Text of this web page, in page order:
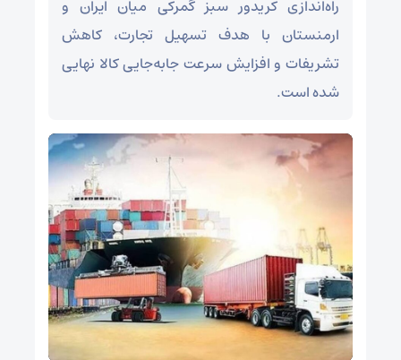
راه‌اندازی کریدور سبز گمرکی میان ایران و
ارمنستان با هدف تسهیل تجارت، کاهش
تشریفات و افزایش سرعت جابه‌جایی کالا نهایی
شده است.